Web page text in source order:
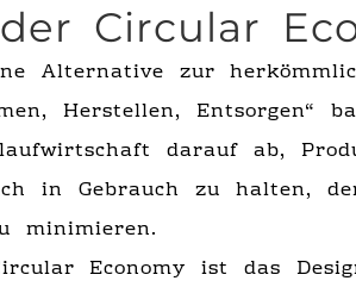
Circular
Alternative zur
Herstellen, Entsorgen“
darauf ab,
in Gebrauch zu halten,
minimieren.
Economy ist das